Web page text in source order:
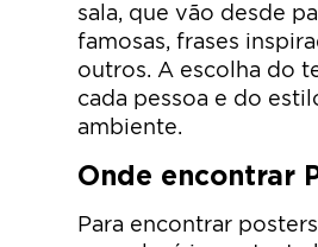
sala, que vão desde
famosas, frases
outros. A escolha do
cada pessoa e do
ambiente.
Onde encontrar
Para encontrar